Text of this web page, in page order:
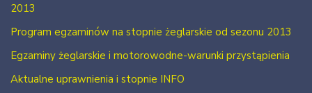
2013
Program egzaminów na stopnie żeglarskie od sezonu 2013
Egzaminy żeglarskie i motorowodne-warunki przystąpienia
Aktualne uprawnienia i stopnie INFO